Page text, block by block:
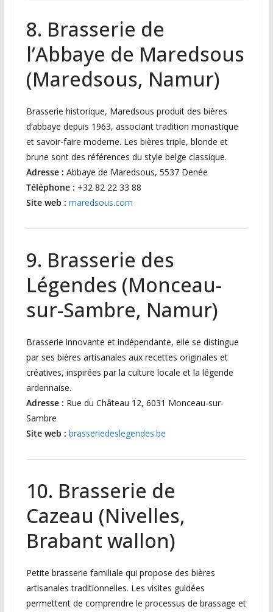
8. Brasserie de
l’Abbaye de Maredsous
(Maredsous, Namur)
Brasserie historique, Maredsous produit des bières
d’abbaye depuis 1963, associant tradition monastique
et savoir-faire moderne. Les bières triple, blonde et
brune sont des références du style belge classique.
Adresse : Abbaye de Maredsous, 5537 Denée
Téléphone : +32 82 22 33 88
Site web : maredsous.com
9. Brasserie des
Légendes (Monceau-
sur-Sambre, Namur)
Brasserie innovante et indépendante, elle se distingue
par ses bières artisanales aux recettes originales et
créatives, inspirées par la culture locale et la légende
ardennaise.
Adresse : Rue du Château 12, 6031 Monceau-sur-
Sambre
Site web : brasseriedeslegendes.be
10. Brasserie de
Cazeau (Nivelles,
Brabant wallon)
Petite brasserie familiale qui propose des bières
artisanales traditionnelles. Les visites guidées
permettent de comprendre le processus de brassage et